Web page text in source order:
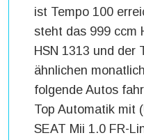
ist Tempo 100
steht das 999 ccm
HSN 1313 und der
ähnlichen
folgende Autos
Top Automatik mit
SEAT Mii 1.0 FR-